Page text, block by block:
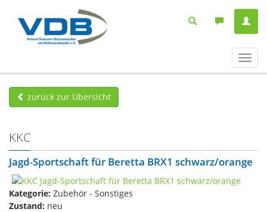
ein-/
zurück zur Übersicht
KKC
Jagd-Sportschaft für Beretta BRX1 schwarz/orange
Kategorie: Zubehör - Sonstiges
Zustand: neu